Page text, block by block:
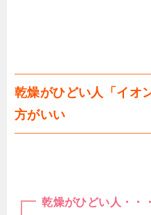
乾燥がひどい人「イオ
方がいい
乾燥がひどい人・・